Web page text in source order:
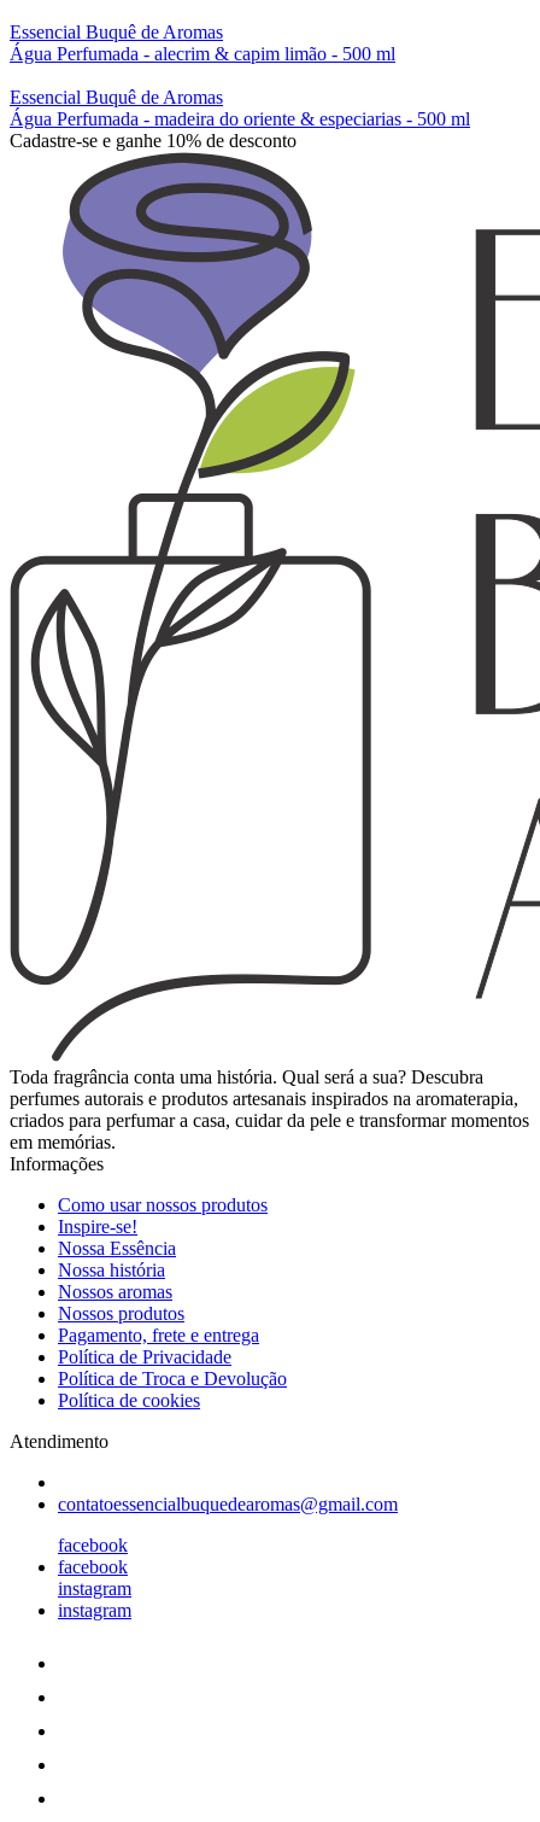
Essencial Buquê de Aromas
Água Perfumada - alecrim & capim limão - 500 ml
Essencial Buquê de Aromas
Água Perfumada - madeira do oriente & especiarias - 500 ml
Cadastre-se e ganhe 10% de desconto
Toda fragrância conta uma história. Qual será a sua? Descubra
perfumes autorais e produtos artesanais inspirados na aromaterapia,
criados para perfumar a casa, cuidar da pele e transformar momentos
em memórias.
Informações
Como usar nossos produtos
Inspire-se!
Nossa Essência
Nossa história
Nossos aromas
Nossos produtos
Pagamento, frete e entrega
Política de Privacidade
Política de Troca e Devolução
Política de cookies
Atendimento
contatoessencialbuquedearomas@gmail.com
facebook
facebook
instagram
instagram